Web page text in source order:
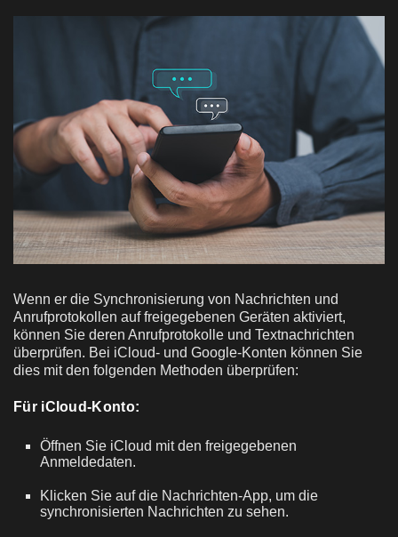
Wenn er die Synchronisierung von Nachrichten und
Anrufprotokollen auf freigegebenen Geräten aktiviert,
können Sie deren Anrufprotokolle und Textnachrichten
überprüfen. Bei iCloud- und Google-Konten können Sie
dies mit den folgenden Methoden überprüfen:
Für iCloud-Konto:
Öffnen Sie iCloud mit den freigegebenen
Anmeldedaten.
Klicken Sie auf die Nachrichten-App, um die
synchronisierten Nachrichten zu sehen.